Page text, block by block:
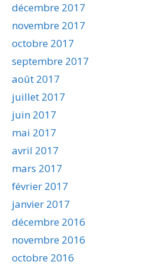
décembre 2017
novembre 2017
octobre 2017
septembre 2017
août 2017
juillet 2017
juin 2017
mai 2017
avril 2017
mars 2017
février 2017
janvier 2017
décembre 2016
novembre 2016
octobre 2016